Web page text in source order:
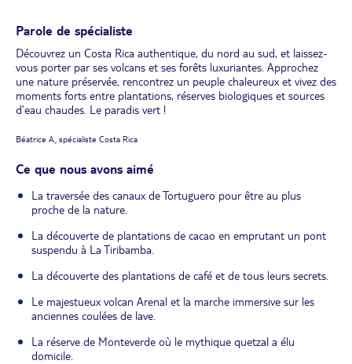
Parole de spécialiste
Découvrez un Costa Rica authentique, du nord au sud, et laissez-
vous porter par ses volcans et ses forêts luxuriantes. Approchez
une nature préservée, rencontrez un peuple chaleureux et vivez des
moments forts entre plantations, réserves biologiques et sources
d’eau chaudes. Le paradis vert !
Béatrice A., spécialiste Costa Rica
Ce que nous avons aimé
La traversée des canaux de Tortuguero pour être au plus
proche de la nature.
La découverte de plantations de cacao en emprutant un pont
suspendu à La Tiribamba.
La découverte des plantations de café et de tous leurs secrets.
Le majestueux volcan Arenal et la marche immersive sur les
anciennes coulées de lave.
La réserve de Monteverde où le mythique quetzal a élu
domicile.